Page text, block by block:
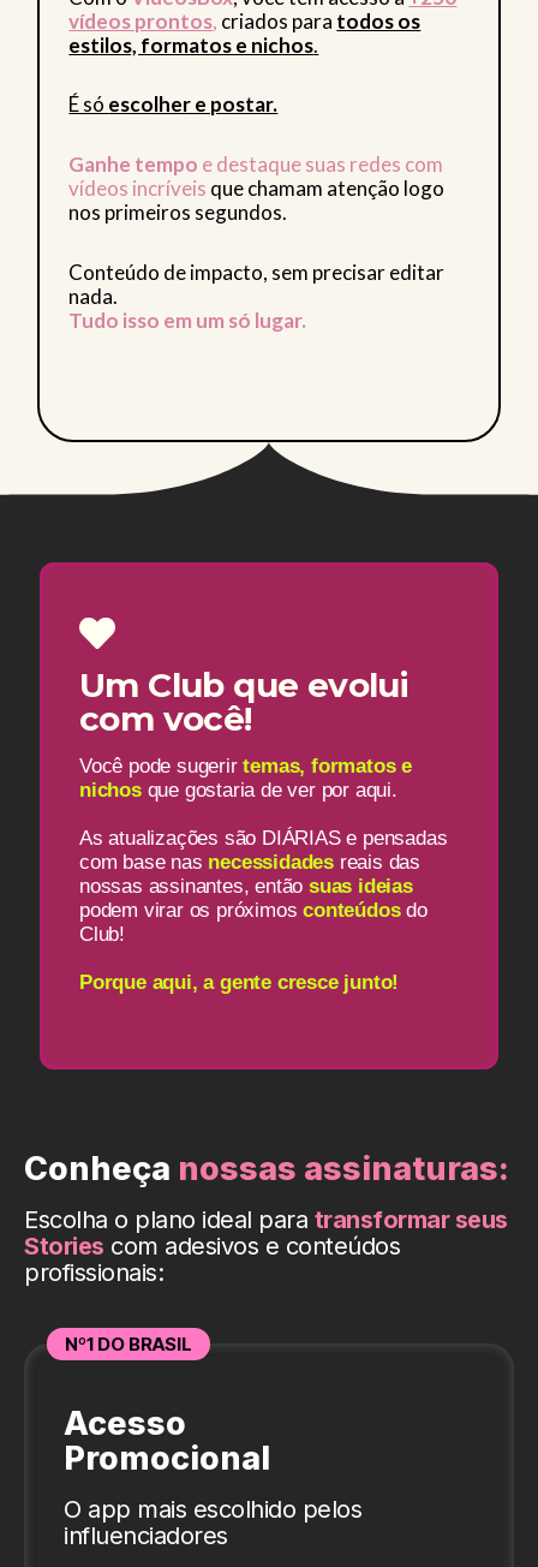
vídeos prontos, criados para todos os
estilos, formatos e nichos.
É só escolher e postar.
Ganhe tempo e destaque suas redes com
vídeos incríveis que chamam atenção logo
nos primeiros segundos.
Conteúdo de impacto, sem precisar editar
nada.
Tudo isso em um só lugar.
Um Club que evolui
com você!
Você pode sugerir temas, formatos e
nichosque gostaria de ver por aqui.
As atualizações são DIÁRIAS e pensadas
com base nas necessidades reais das
nossas assinantes, entãosuas ideias
podem virar os próximosconteúdosdo
Club!
Porque aqui, a gente cresce junto!
Conheça nossas assinaturas:
Escolha o plano ideal para transformar seus
Stories com adesivos e conteúdos
profissionais:
Nº1 DO BRASIL
Acesso
Promocional
O app mais escolhido pelos
influenciadores